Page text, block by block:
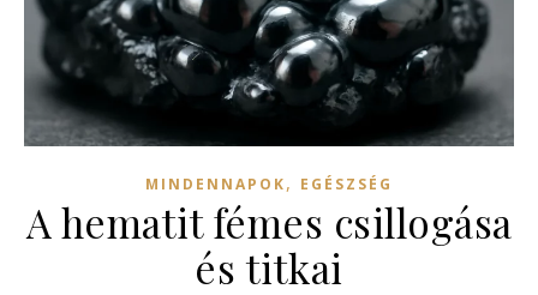
MINDENNAPOK, EGÉSZSÉG
A hematit fémes csillogása
és titkai